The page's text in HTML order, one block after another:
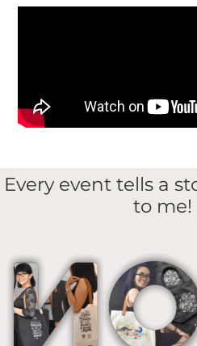
Every event tells a
to me!